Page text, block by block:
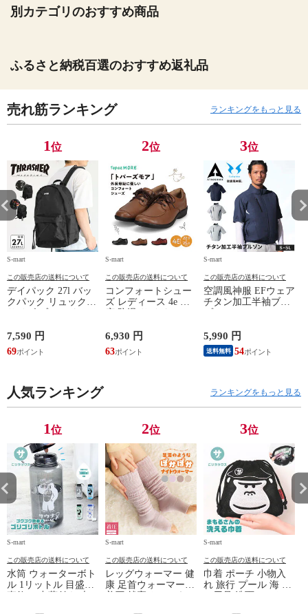
別カテゴリのおすすめ商品
ふるさと納税百選のおすすめ返礼品
売れ筋ランキング ランキングをもっと見る
1位
S-mart
この販売店の送料について
デイパック 27l バッ
クパック リュック
鞄 機内持ち込み 夏
スラッシャー
THRASHER r1929
7,590 円
69
2位
S-mart
この販売店の送料について
コンフォートシュー
ズ レディース 4e 幅
シューズ 黒 トパー
ズ モア 靴 カジュア
ルシューズ 外反母趾
TOPAZ 1410
6,930 円
63
3位
S-mart
この販売店の送料について
空調風神服 EFウェア
チタン加工半袖ブル
ジャケット 遮熱 作
業服 作業着 上着 ア
タックベース KF100
5,990 円
送料無料 54
人気ランキング ランキングをもっと見る
1位
S-mart
この販売店の送料について
水筒 ウォーターボト
ル 1リットル 目盛り
2位
S-mart
この販売店の送料について
レッグウォーマー 健
康 足首ウォーマー
3位
S-mart
この販売店の送料について
巾着 ポーチ 小物入
れ 旅行 プール 海 バ